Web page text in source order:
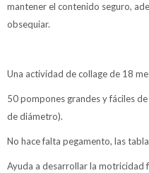
mantener el contenido seguro,
obsequiar.
Una actividad de collage de 18
50 pompones grandes y fáciles
de diámetro).
No hace falta pegamento, las
Ayuda a desarrollar la motricidad